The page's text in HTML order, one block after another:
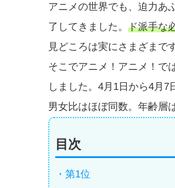
アニメの世界でも、迫力あ
了してきました。 ド派手な
見どころは実にさまざまです
そこでアニメ！アニメ！で
しました。4月1日から4月7
男女比はほぼ同数。年齢層
目次
・第1位